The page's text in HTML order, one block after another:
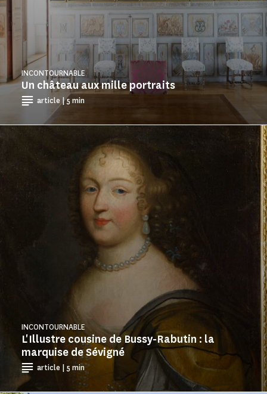
Un château aux mille portraits
INCONTOURNABLE
article | 5 min
L'Illustre cousine de Bussy-Rabutin : la
marquise de Sévigné
INCONTOURNABLE
article | 5 min